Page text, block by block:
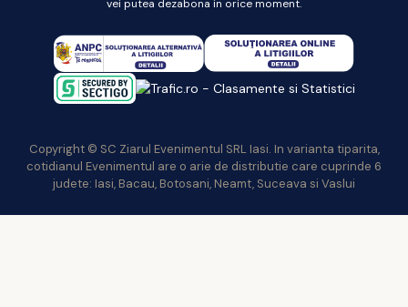
vei putea dezabona in orice moment.
Copyright © SC Ziarul Evenimentul SRL Iasi. In varianta tiparita,
cotidianul Evenimentul are o arie de distributie care cuprinde 6
judete: Iasi, Bacau, Botosani, Neamt, Suceava si Vaslui